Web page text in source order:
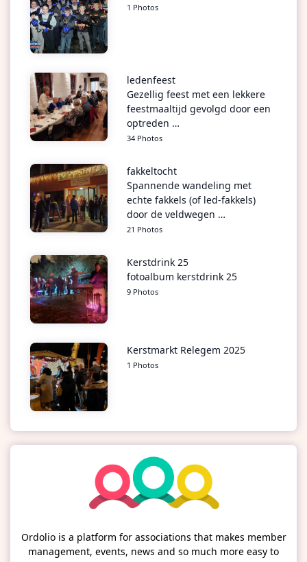
1 Photos
ledenfeest
Gezellig feest met een lekkere
feestmaaltijd gevolgd door een
optreden …
34 Photos
fakkeltocht
Spannende wandeling met
echte fakkels (of led-fakkels)
door de veldwegen …
21 Photos
Kerstdrink 25
fotoalbum kerstdrink 25
9 Photos
Kerstmarkt Relegem 2025
1 Photos
Ordolio is a platform for associations that makes member
management, events, news and so much more easy to